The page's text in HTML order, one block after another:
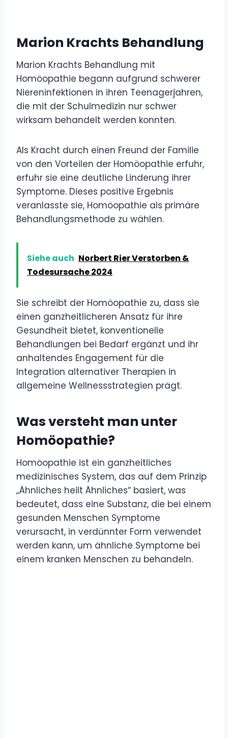
Marion Krachts Behandlung
Marion Krachts Behandlung mit
Homöopathie begann aufgrund schwerer
Niereninfektionen in ihren Teenagerjahren,
die mit der Schulmedizin nur schwer
wirksam behandelt werden konnten.
Als Kracht durch einen Freund der Familie
von den Vorteilen der Homöopathie erfuhr,
erfuhr sie eine deutliche Linderung ihrer
Symptome. Dieses positive Ergebnis
veranlasste sie, Homöopathie als primäre
Behandlungsmethode zu wählen.
Siehe auch Norbert Rier Verstorben &
Todesursache 2024
Sie schreibt der Homöopathie zu, dass sie
einen ganzheitlicheren Ansatz für ihre
Gesundheit bietet, konventionelle
Behandlungen bei Bedarf ergänzt und ihr
anhaltendes Engagement für die
Integration alternativer Therapien in
allgemeine Wellnessstrategien prägt.
Was versteht man unter
Homöopathie?
Homöopathie ist ein ganzheitliches
medizinisches System, das auf dem Prinzip
„Ähnliches heilt Ähnliches“ basiert, was
bedeutet, dass eine Substanz, die bei einem
gesunden Menschen Symptome
verursacht, in verdünnter Form verwendet
werden kann, um ähnliche Symptome bei
einem kranken Menschen zu behandeln.